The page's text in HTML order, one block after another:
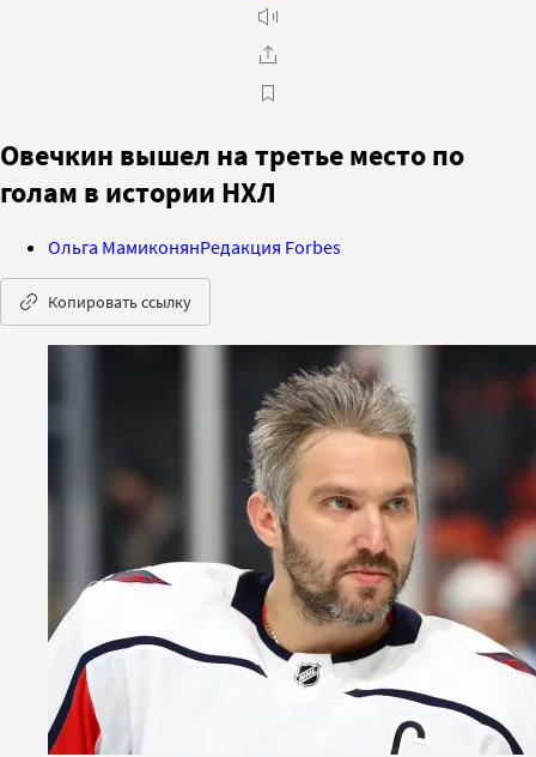
Овечкин вышел на третье место по
голам в истории НХЛ
Ольга МамиконянРедакция Forbes
Копировать ссылку